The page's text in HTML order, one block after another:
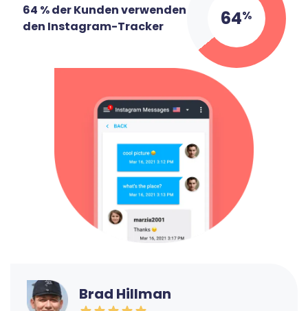
64 % der Kunden verwenden
den Instagram-Tracker
64%
Brad Hillman